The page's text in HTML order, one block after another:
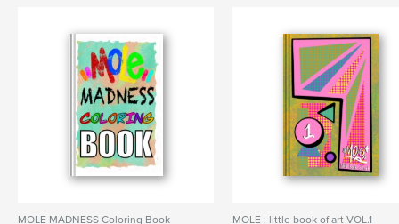
MOLE MADNESS Coloring Book MOLE : little book of art VOL.1